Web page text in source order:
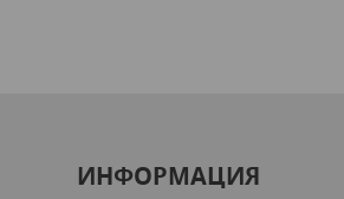
ИНФОРМАЦИЯ